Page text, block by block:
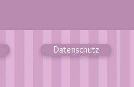
Datenschutz